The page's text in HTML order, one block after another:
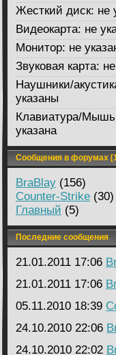
Жесткий диск: не
Видеокарта: не
Монитор: не
Звуковая карта:
Наушники/
указаны
Клавиатура/
указана
Сообщения в форумах
BraBlay (156)
Counter-Strike (30)
Главный (5)
Последние сообщения
21.01.2011 17:06
21.01.2011 17:06
05.11.2010 18:39
24.10.2010 22:06
24.10.2010 22:02